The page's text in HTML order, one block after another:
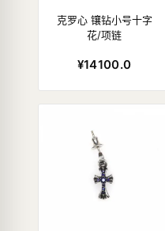
克罗心 镶钻小号十字
花/项链
¥14100.0